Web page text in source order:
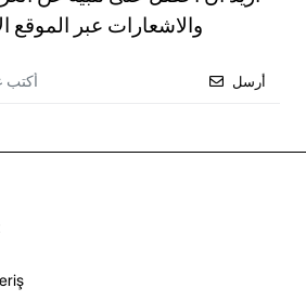
والاشعارات عبر الموقع
أرسل